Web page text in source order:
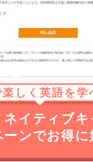
しく英語を学
ネイティブ
ーンでお得に